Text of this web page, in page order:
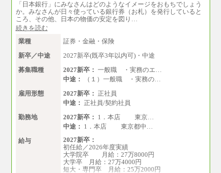
「日本銀行」にみなさんはどのようなイメージをおもちでしょう
か。みなさんが日々使っている銀行券（お札）を発行していると
ころ、その他、日本の物価の安定を図り…
続きを読む
業種
証券・金融・保険
新卒／中途
2027新卒(既卒3年以内可)・中途
募集職種
2027新卒： 一般職 ・実務のエ…
中途：
（１）一般職 ・実務の…
雇用形態
2027新卒： 正社員
中途： 正社員/契約社員
勤務地
2027新卒： 1．本店 東京…
中途： 1．本店 東京都中…
給与
2027新卒：
初任給／2026年度実績
大学院卒 月給：27万8000円
大学卒 月給：27万4000円
短大・専門卒 月給：25万2000円